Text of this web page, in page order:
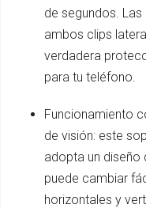
de segundos.
ambos clips
verdadera
para tu teléfono.
Funcionamiento
de visión: este
adopta un diseño
puede cambiar
horizontales y